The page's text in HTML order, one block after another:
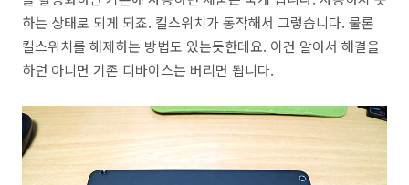
하는 상태로 되게 되죠. 킬스위치가 동작해서 그렇습니다. 물론
킬스위치를 해제하는 방법도 있는듯한데요. 이건 알아서 해결을
하던 아니면 기존 디바이스는 버리면 됩니다.